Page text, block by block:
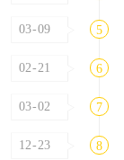
03-09 5
02-21 6
03-02 7
12-23 8